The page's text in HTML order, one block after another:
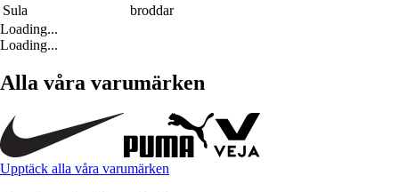
Sula
broddar
Loading...
Loading...
Alla våra varumärken
Upptäck alla våra varumärken